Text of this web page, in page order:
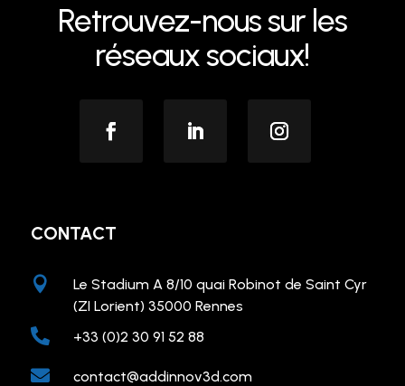
Retrouvez-nous sur les
réseaux sociaux!
CONTACT

Le Stadium A 8/10 quai Robinot de Saint Cyr
(ZI Lorient) 35000 Rennes
 +33 (0)2 30 91 52 88
 contact@addinnov3d.com